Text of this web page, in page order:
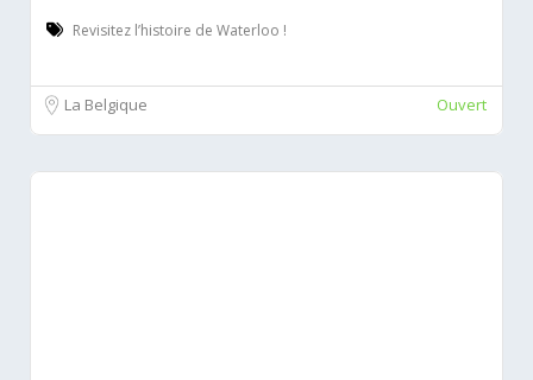
Revisitez l’histoire de Waterloo !
La Belgique Ouvert